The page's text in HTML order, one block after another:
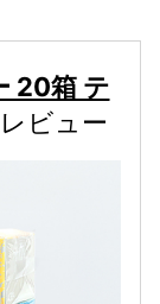
20箱 テ
ビュー